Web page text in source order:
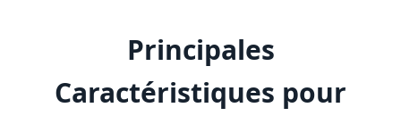
Principales
Caractéristiques pour